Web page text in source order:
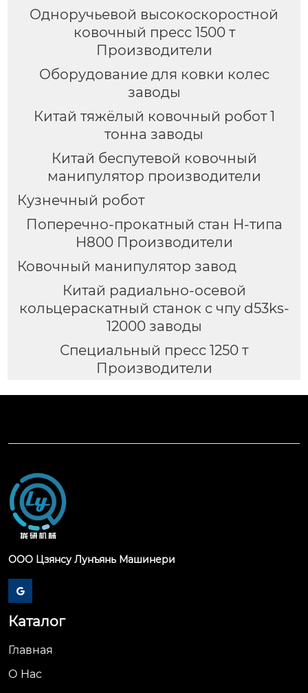
Одноручьевой высокоскоростной
ковочный пресс 1500 т
Производители
Оборудование для ковки колес
заводы
Китай тяжёлый ковочный робот 1
тонна заводы
Китай беспутевой ковочный
манипулятор производители
Кузнечный робот
Поперечно-прокатный стан H-типа
H800 Производители
Ковочный манипулятор завод
Китай радиально-осевой
кольцераскатный станок с чпу d53ks-
12000 заводы
Специальный пресс 1250 т
Производители
ООО Цзянсу Лунъянь Машинери

Каталог
Главная
О Hас